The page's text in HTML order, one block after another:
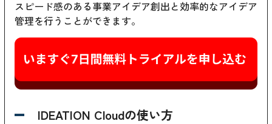
スピード感のある事業アイデア創出と効率的なアイデア
管理を行うことができます。
IDEATION Cloudの使い方